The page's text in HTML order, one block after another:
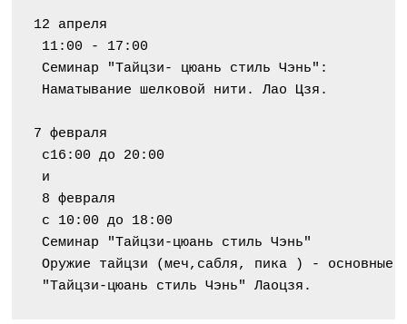
12 апреля
11:00 - 17:00
Семинар "Тайцзи- цюань стиль Чэнь":
Наматывание шелковой нити. Лао Цзя.
7 февраля
с16:00 до 20:00
и
8 февраля
с 10:00 до 18:00
Семинар "Тайцзи-цюань стиль Чэнь"
Оружие тайцзи (меч,сабля, пика ) - основные
"Тайцзи-цюань стиль Чэнь" Лаоцзя.